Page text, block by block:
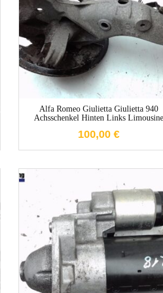
Alfa Romeo Giulietta Giulietta 940
Achsschenkel Hinten Links Limousine
100,00 €
1-3 Werktage
1-3 Werktage